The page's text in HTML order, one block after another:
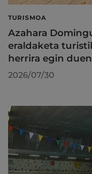
TURISMOA
Azahara
eraldaketa
herrira egin
2026/07/30